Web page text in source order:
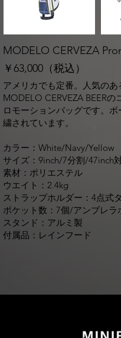
MODELO CERVEZA
￥63,000（税込）
アメリカでも定番。人気の
MODELO CERVEZA BEER
ロモーションバッグです。
繍されています。
カラー：White/Navy/Yellow
サイズ：9inch/7分割/47inch
素材：ポリエステル
ウエイト：2.4kg
ストラップホルダー：4点式
ポケット数：7個/アンブレラ
スタンド：アルミ製
付属品：レインフード